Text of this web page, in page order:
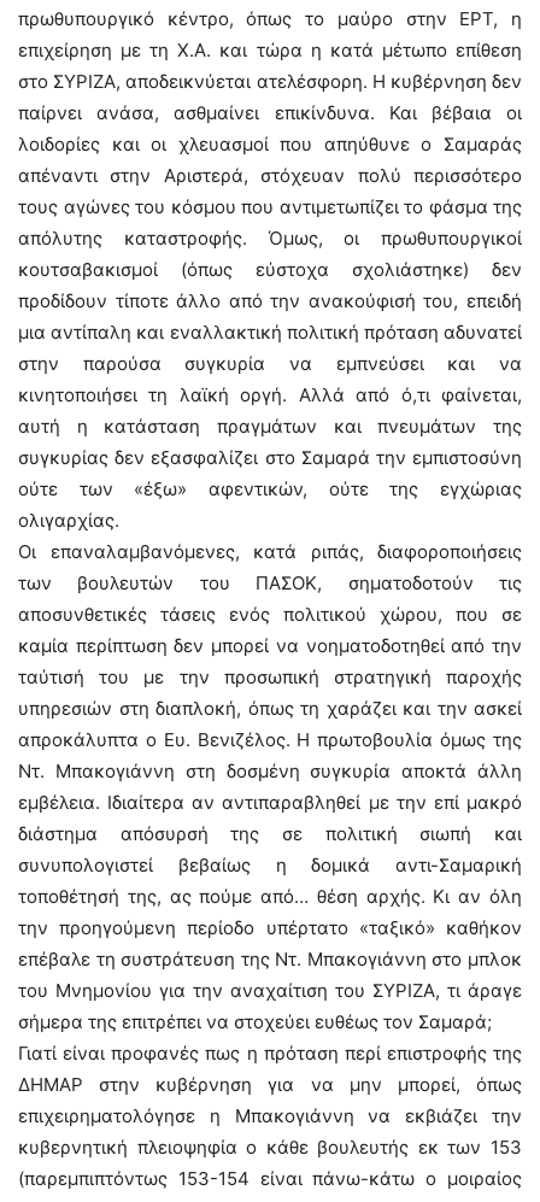
πρωθυπουργικό κέντρο, όπως το μαύρο στην ΕΡΤ, η
επιχείρηση με τη Χ.Α. και τώρα η κατά μέτωπο επίθεση
στο ΣΥΡΙΖΑ, αποδεικνύεται ατελέσφορη. Η κυβέρνηση δεν
παίρνει ανάσα, ασθμαίνει επικίνδυνα. Και βέβαια οι
λοιδορίες και οι χλευασμοί που απηύθυνε ο Σαμαράς
απέναντι στην Αριστερά, στόχευαν πολύ περισσότερο
τους αγώνες του κόσμου που αντιμετωπίζει το φάσμα της
απόλυτης καταστροφής. Όμως, οι πρωθυπουργικοί
κουτσαβακισμοί (όπως εύστοχα σχολιάστηκε) δεν
προδίδουν τίποτε άλλο από την ανακούφισή του, επειδή
μια αντίπαλη και εναλλακτική πολιτική πρόταση αδυνατεί
στην παρούσα συγκυρία να εμπνεύσει και να
κινητοποιήσει τη λαϊκή οργή. Αλλά από ό,τι φαίνεται,
αυτή η κατάσταση πραγμάτων και πνευμάτων της
συγκυρίας δεν εξασφαλίζει στο Σαμαρά την εμπιστοσύνη
ούτε των «έξω» αφεντικών, ούτε της εγχώριας
ολιγαρχίας.
Οι επαναλαμβανόμενες, κατά ριπάς, διαφοροποιήσεις
των βουλευτών του ΠΑΣΟΚ, σηματοδοτούν τις
αποσυνθετικές τάσεις ενός πολιτικού χώρου, που σε
καμία περίπτωση δεν μπορεί να νοηματοδοτηθεί από την
ταύτισή του με την προσωπική στρατηγική παροχής
υπηρεσιών στη διαπλοκή, όπως τη χαράζει και την ασκεί
απροκάλυπτα ο Ευ. Βενιζέλος. Η πρωτοβουλία όμως της
Ντ. Μπακογιάννη στη δοσμένη συγκυρία αποκτά άλλη
εμβέλεια. Ιδιαίτερα αν αντιπαραβληθεί με την επί μακρό
διάστημα απόσυρσή της σε πολιτική σιωπή και
συνυπολογιστεί βεβαίως η δομικά αντι-Σαμαρική
τοποθέτησή της, ας πούμε από… θέση αρχής. Κι αν όλη
την προηγούμενη περίοδο υπέρτατο «ταξικό» καθήκον
επέβαλε τη συστράτευση της Ντ. Μπακογιάννη στο μπλοκ
του Μνημονίου για την αναχαίτιση του ΣΥΡΙΖΑ, τι άραγε
σήμερα της επιτρέπει να στοχεύει ευθέως τον Σαμαρά;
Γιατί είναι προφανές πως η πρόταση περί επιστροφής της
ΔΗΜΑΡ στην κυβέρνηση για να μην μπορεί, όπως
επιχειρηματολόγησε η Μπακογιάννη να εκβιάζει την
κυβερνητική πλειοψηφία ο κάθε βουλευτής εκ των 153
(παρεμπιπτόντως 153-154 είναι πάνω-κάτω ο μοιραίος